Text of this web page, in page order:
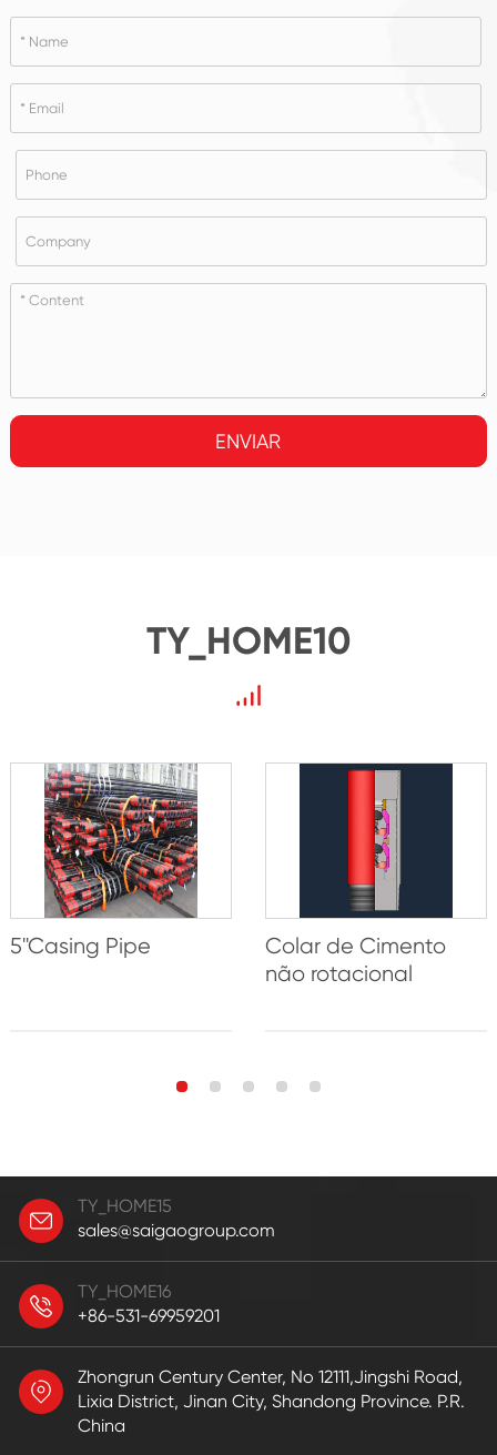
ENVIAR
TY_HOME10
5''Casing Pipe
Colar de Cimento
não rotacional
TY_HOME15
sales@saigaogroup.com
TY_HOME16
+86-531-69959201
Zhongrun Century Center, No 12111,Jingshi Road,
Lixia District, Jinan City, Shandong Province. P.R.
China